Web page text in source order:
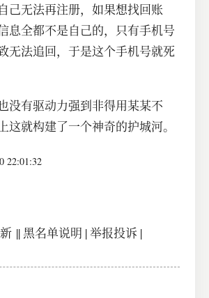
己无法再注册，如果想找回账
息全都不是自己的，只有手机号
无法追回，于是这个手机号就死
没有驱动力强到非得用某某不
这就构建了一个神奇的护城河。
22:01:32
||黑名单说明 |举报投诉 |